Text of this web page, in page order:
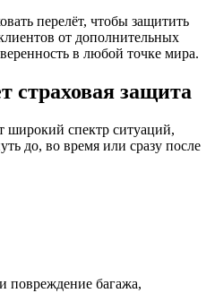
перелёт, чтобы защитить
от дополнительных
в любой точке мира.
страховая защита
широкий спектр ситуаций,
до, во время или сразу после
повреждение багажа,